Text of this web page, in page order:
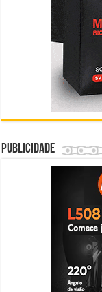
Publicidade